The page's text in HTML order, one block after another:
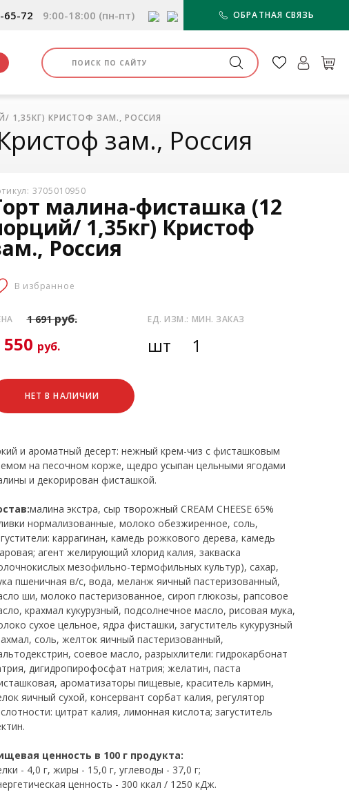
65-72 9:00-18:00 (пн-пт) ОБРАТНАЯ СВЯЗЬ
1,35КГ) КРИСТОФ ЗАМ., РОССИЯ
зам., Россия
3705010950
малина-фисташка (12
1,35кг) Кристоф
Россия
В избранное
1 691руб.
550 руб.
ЕД. ИЗМ.:
шт
МИН. ЗАКАЗ
1
НЕТ В НАЛИЧИИ
и ароматный десерт: нежный крем-чиз с фисташковым
на песочном корже, щедро усыпан цельными ягодами
и декорирован фисташкой.
малина экстра, сыр творожный CREAM CHEESE 65%
нормализованные, молоко обезжиренное, соль,
каррагинан, камедь рожкового дерева, камедь
агент желирующий хлорид калия, закваска
мезофильно-термофильных культур), сахар,
пшеничная в/с, вода, меланж яичный пастеризованный,
ши, молоко пастеризованное, сироп глюкозы, рапсовое
крахмал кукурузный, подсолнечное масло, рисовая мука,
сухое цельное, ядра фисташки, загуститель кукурузный
соль, желток яичный пастеризованный,
соевое масло, разрыхлители: гидрокарбонат
дигидропирофосфат натрия; желатин, паста
ароматизаторы пищевые, краситель кармин,
яичный сухой, консервант сорбат калия, регулятор
цитрат калия, лимонная кислота; загуститель
ценность в 100 г продукта:
- 4,0 г, жиры - 15,0 г, углеводы - 37,0 г;
ценность - 300 ккал / 1250 кДж.